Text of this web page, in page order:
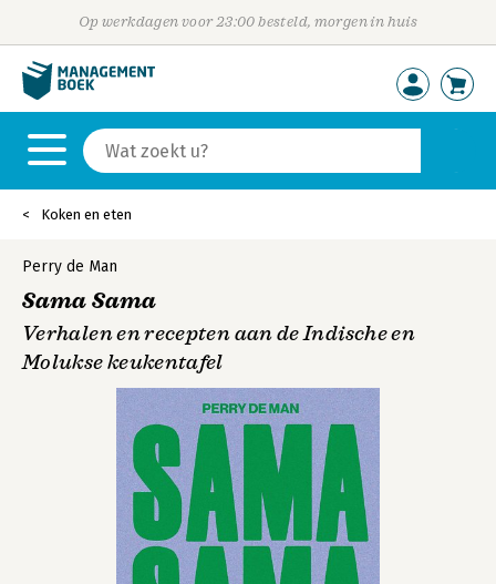
Op werkdagen voor 23:00 besteld, morgen in huis
Koken en eten
Perry de Man
Sama Sama
Verhalen en recepten aan de Indische en
Molukse keukentafel